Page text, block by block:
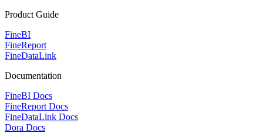
Product Guide
FineBI
FineReport
FineDataLink
Documentation
FineBI Docs
FineReport Docs
FineDataLink Docs
Dora Docs